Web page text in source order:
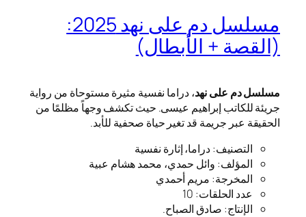
مسلسل دم على نهد 2025:
(القصة + الأبطال)
مسلسل دم على نهد، دراما نفسية مثيرة مستوحاة من رواية
جريئة للكاتب إبراهيم عيسى. حيث تكشف وجهاً مظلمًا من
الحقيقة عبر جريمة قد تغير حياة صحفية للأبد.
التصنيف: دراما، إثارة نفسية
المؤلف: وائل حمدي، محمد هشام عبية
المخرجة: مريم أحمدي
عدد الحلقات: 10
الإنتاج: صادق الصباح.